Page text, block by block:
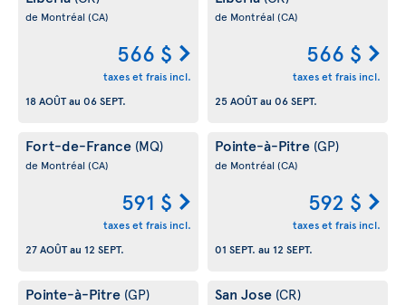
de Montréal (CA)
566 $
taxes et frais incl.
18 AOÛTau 06 SEPT.
de Montréal (CA)
566 $
taxes et frais incl.
25 AOÛTau 06 SEPT.
Fort-de-France (MQ)
de Montréal (CA)
591 $
taxes et frais incl.
27 AOÛTau 12 SEPT.
Pointe-à-Pitre (GP)
de Montréal (CA)
592 $
taxes et frais incl.
01 SEPT. au 12 SEPT.
Pointe-à-Pitre (GP) San Jose (CR)